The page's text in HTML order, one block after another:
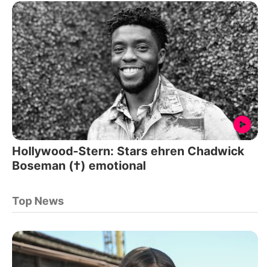
Hollywood-Stern: Stars ehren Chadwick
Boseman (†) emotional
Top News